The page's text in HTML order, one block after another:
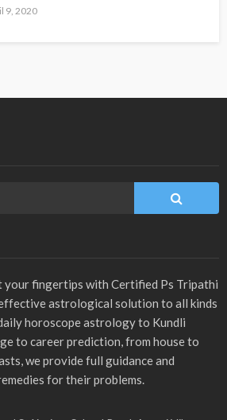
9, 2020
your fingertips with Certified Ps Tripathi
astrological solution to all kinds
horoscope astrology to Kundli
to career prediction, from house to
we provide full guidance and
for their problems.